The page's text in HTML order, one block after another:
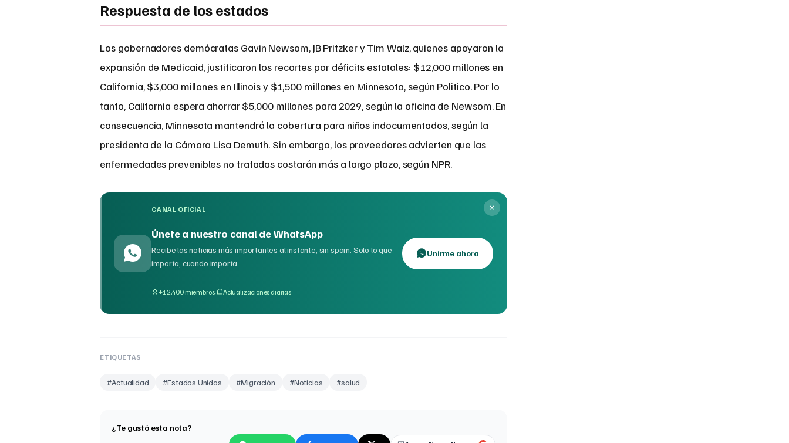
Respuesta de los estados
Los gobernadores demócratas Gavin Newsom, JB Pritzker y Tim Walz, quienes apoyaron la
expansión de Medicaid, justificaron los recortes por déficits estatales: $12,000 millones en
California, $3,000 millones en Illinois y $1,500 millones en Minnesota, según Politico. Por lo
tanto, California espera ahorrar $5,000 millones para 2029, según la oficina de Newsom. En
consecuencia, Minnesota mantendrá la cobertura para niños indocumentados, según la
presidenta de la Cámara Lisa Demuth. Sin embargo, los proveedores advierten que las
enfermedades prevenibles no tratadas costarán más a largo plazo, según NPR.
CANAL OFICIAL
Únete a nuestro canal de WhatsApp
Recibe las noticias más importantes al instante, sin spam. Solo lo que
importa, cuando importa.
+12,400 miembros· Actualizaciones diarias
Unirme ahora
ETIQUETAS
#Actualidad #Estados Unidos #Migración #Noticias #salud
¿Te gustó esta nota?